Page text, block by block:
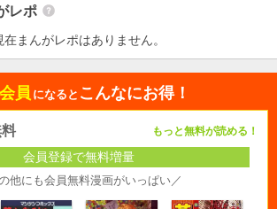
レポ
在まんがレポはありません。
員 になると こんなにお得！
もっと無料が読める！
会員登録で無料増量
他にも会員無料漫画がいっぱい／